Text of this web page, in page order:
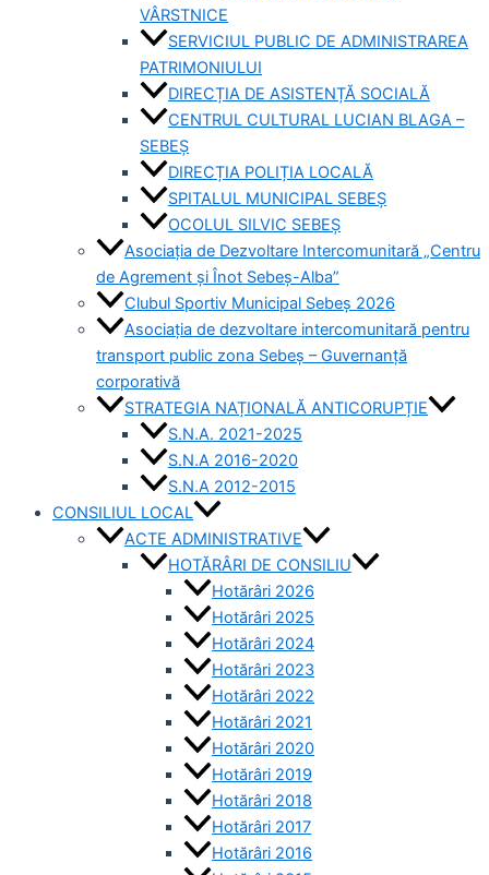
VÂRSTNICE
SERVICIUL PUBLIC DE ADMINISTRAREA
PATRIMONIULUI
DIRECȚIA DE ASISTENȚĂ SOCIALĂ
CENTRUL CULTURAL LUCIAN BLAGA –
SEBEȘ
DIRECȚIA POLIȚIA LOCALĂ
SPITALUL MUNICIPAL SEBEȘ
OCOLUL SILVIC SEBEȘ
Asociația de Dezvoltare Intercomunitară „Centru
de Agrement și Înot Sebeș-Alba”
Clubul Sportiv Municipal Sebeș 2026
Asociația de dezvoltare intercomunitară pentru
transport public zona Sebeș – Guvernanță
corporativă
STRATEGIA NAȚIONALĂ ANTICORUPȚIE
S.N.A. 2021-2025
S.N.A 2016-2020
S.N.A 2012-2015
CONSILIUL LOCAL
ACTE ADMINISTRATIVE
HOTĂRÂRI DE CONSILIU
Hotărâri 2026
Hotărâri 2025
Hotărâri 2024
Hotărâri 2023
Hotărâri 2022
Hotărâri 2021
Hotărâri 2020
Hotărâri 2019
Hotărâri 2018
Hotărâri 2017
Hotărâri 2016